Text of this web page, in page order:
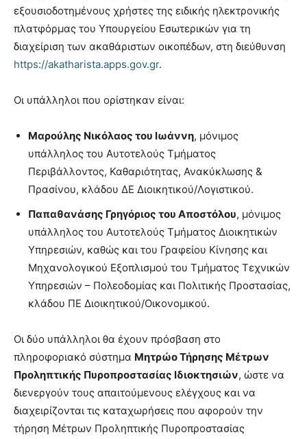
εξουσιοδοτημένους χρήστες της ειδικής ηλεκτρονικής
πλατφόρμας του Υπουργείου Εσωτερικών για τη
διαχείριση των ακαθάριστων οικοπέδων, στη διεύθυνση
https://akatharista.apps.gov.gr.
Οι υπάλληλοι που ορίστηκαν είναι:
Μαρούλης Νικόλαος του Ιωάννη, μόνιμος
υπάλληλος του Αυτοτελούς Τμήματος
Περιβάλλοντος, Καθαριότητας, Ανακύκλωσης &
Πρασίνου, κλάδου ΔΕ Διοικητικού/Λογιστικού.
Παπαθανάσης Γρηγόριος του Αποστόλου, μόνιμος
υπάλληλος του Αυτοτελούς Τμήματος Διοικητικών
Υπηρεσιών, καθώς και του Γραφείου Κίνησης και
Μηχανολογικού Εξοπλισμού του Τμήματος Τεχνικών
Υπηρεσιών – Πολεοδομίας και Πολιτικής Προστασίας,
κλάδου ΠΕ Διοικητικού/Οικονομικού.
Οι δύο υπάλληλοι θα έχουν πρόσβαση στο
πληροφοριακό σύστημα Μητρώο Τήρησης Μέτρων
Προληπτικής Πυροπροστασίας Ιδιοκτησιών, ώστε να
διενεργούν τους απαιτούμενους ελέγχους και να
διαχειρίζονται τις καταχωρήσεις που αφορούν την
τήρηση Μέτρων Προληπτικής Πυροπροστασίας